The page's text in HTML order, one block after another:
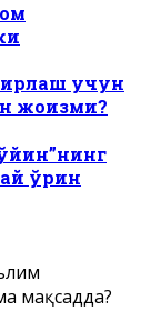
учун
жоизми?
ўрин
мақсадда?